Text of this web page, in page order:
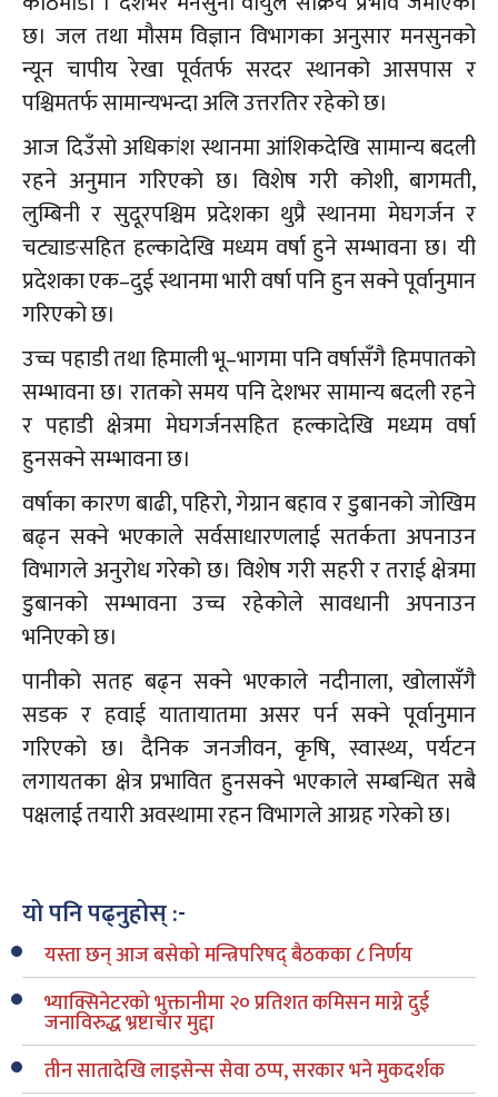
छ। जल तथा मौसम विज्ञान विभागका अनुसार मनसुनको
न्यून चापीय रेखा पूर्वतर्फ सरदर स्थानको आसपास र
पश्चिमतर्फ सामान्यभन्दा अलि उत्तरतिर रहेको छ।
आज दिउँसो अधिकांश स्थानमा आंशिकदेखि सामान्य बदली
रहने अनुमान गरिएको छ। विशेष गरी कोशी, बागमती,
लुम्बिनी र सुदूरपश्चिम प्रदेशका थुप्रै स्थानमा मेघगर्जन र
चट्याङसहित हल्कादेखि मध्यम वर्षा हुने सम्भावना छ। यी
प्रदेशका एक–दुई स्थानमा भारी वर्षा पनि हुन सक्ने पूर्वानुमान
गरिएको छ।
उच्च पहाडी तथा हिमाली भू–भागमा पनि वर्षासँगै हिमपातको
सम्भावना छ। रातको समय पनि देशभर सामान्य बदली रहने
र पहाडी क्षेत्रमा मेघगर्जनसहित हल्कादेखि मध्यम वर्षा
हुनसक्ने सम्भावना छ।
वर्षाका कारण बाढी, पहिरो, गेग्रान बहाव र डुबानको जोखिम
बढ्न सक्ने भएकाले सर्वसाधारणलाई सतर्कता अपनाउन
विभागले अनुरोध गरेको छ। विशेष गरी सहरी र तराई क्षेत्रमा
डुबानको सम्भावना उच्च रहेकोले सावधानी अपनाउन
भनिएको छ।
पानीको सतह बढ्न सक्ने भएकाले नदीनाला, खोलासँगै
सडक र हवाई यातायातमा असर पर्न सक्ने पूर्वानुमान
गरिएको छ। दैनिक जनजीवन, कृषि, स्वास्थ्य, पर्यटन
लगायतका क्षेत्र प्रभावित हुनसक्ने भएकाले सम्बन्धित सबै
पक्षलाई तयारी अवस्थामा रहन विभागले आग्रह गरेको छ।
यो पनि पढ्नुहोस् :-
यस्ता छन् आज बसेको मन्त्रिपरिषद् बैठकका ८ निर्णय
भ्याक्सिनेटरको भुक्तानीमा २० प्रतिशत कमिसन माग्ने दुई
जनाविरुद्ध भ्रष्टाचार मुद्दा
तीन सातादेखि लाइसेन्स सेवा ठप्प, सरकार भने मुकदर्शक